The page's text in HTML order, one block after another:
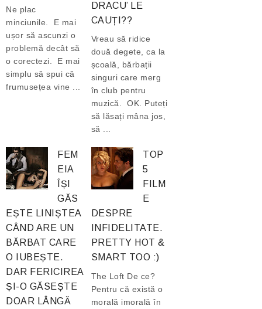
Ne plac
minciunile. E mai
ușor să ascunzi o
problemă decât să
o corectezi. E mai
simplu să spui că
frumusețea vine ...
DRACU’ LE
CAUȚI??
Vreau să ridice
două degete, ca la
școală, bărbații
singuri care merg
în club pentru
muzică. OK. Puteți
să lăsați mâna jos,
să ...
FEM
EIA
ÎȘI
GĂS
EȘTE LINIȘTEA
CÂND ARE UN
BĂRBAT CARE
O IUBEȘTE.
DAR FERICIREA
ȘI-O GĂSEȘTE
DOAR LÂNGĂ
TOP
5
FILM
E
DESPRE
INFIDELITATE.
PRETTY HOT &
SMART TOO :)
The Loft De ce?
Pentru că există o
morală imorală în